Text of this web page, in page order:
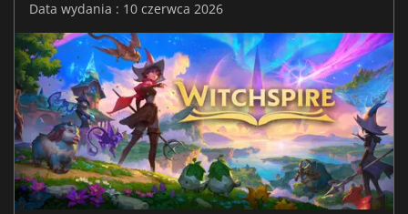
Data wydania : 10 czerwca 2026